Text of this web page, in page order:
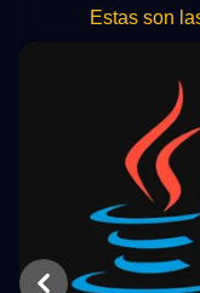
Estas son